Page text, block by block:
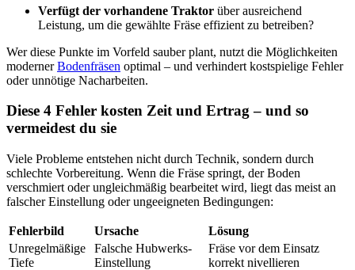
Verfügt der vorhandene Traktor über ausreichend
Leistung, um die gewählte Fräse effizient zu betreiben?
Wer diese Punkte im Vorfeld sauber plant, nutzt die Möglichkeiten
modernerBodenfräsen optimal – und verhindert kostspielige Fehler
oder unnötige Nacharbeiten.
Diese 4 Fehler kosten Zeit und Ertrag – und so
vermeidest du sie
Viele Probleme entstehen nicht durch Technik, sondern durch
schlechte Vorbereitung. Wenn die Fräse springt, der Boden
verschmiert oder ungleichmäßig bearbeitet wird, liegt das meist an
falscher Einstellung oder ungeeigneten Bedingungen:
Fehlerbild Ursache
Lösung
Unregelmäßige
Tiefe
Falsche Hubwerks-
Einstellung
Fräse vor dem Einsatz
korrekt nivellieren